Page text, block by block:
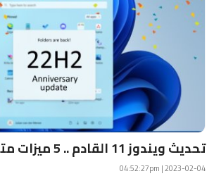
تحديث ويندوز 11 القادم .. 5 ميزات متوقعة
2023-02-04 | 04:52:27pm